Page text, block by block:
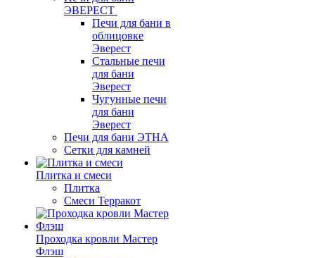
ЭВЕРЕСТ
Печи для бани в
облицовке
Эверест
Стальные печи
для бани
Эверест
Чугунные печи
для бани
Эверест
Печи для бани ЭТНА
Сетки для камней
Плитка и смеси
Плитка
Смеси Терракот
Проходка кровли Мастер
Флэш